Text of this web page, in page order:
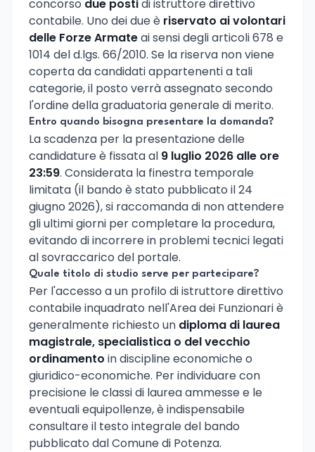
concorso due postidi istruttore direttivo
contabile. Uno dei due è riservato ai volontari
delle Forze Armateai sensi degli articoli 678 e
1014 del d.lgs. 66/2010. Se la riserva non viene
coperta da candidati appartenenti a tali
categorie, il posto verrà assegnato secondo
l'ordine della graduatoria generale di merito.
Entro quando bisogna presentare la domanda?
La scadenza per la presentazione delle
candidature è fissata al 9 luglio 2026 alle ore
23:59. Considerata la finestra temporale
limitata (il bando è stato pubblicato il 24
giugno 2026), si raccomanda di non attendere
gli ultimi giorni per completare la procedura,
evitando di incorrere in problemi tecnici legati
al sovraccarico del portale.
Quale titolo di studio serve per partecipare?
Per l'accesso a un profilo di istruttore direttivo
contabile inquadrato nell'Area dei Funzionari è
generalmente richiesto un diploma di laurea
magistrale, specialistica o del vecchio
ordinamento in discipline economiche o
giuridico-economiche. Per individuare con
precisione le classi di laurea ammesse e le
eventuali equipollenze, è indispensabile
consultare il testo integrale del bando
pubblicato dal Comune di Potenza.